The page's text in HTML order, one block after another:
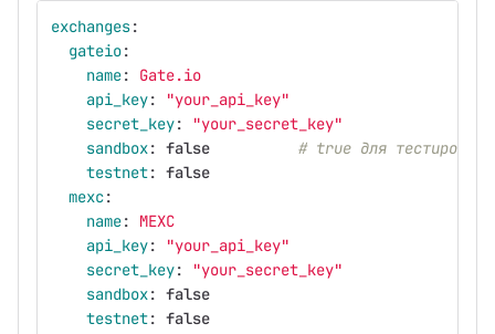
exchanges:
gateio:
name:
Gate.io
api_key: "your_api_key"
secret_key: "your_secret_key"
sandbox: false
# true для
testnet: false
mexc:
name:
MEXC
api_key: "your_api_key"
secret_key: "your_secret_key"
sandbox: false
testnet: false